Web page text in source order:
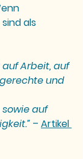
als
auf Arbeit, auf
und
auf
– Artikel